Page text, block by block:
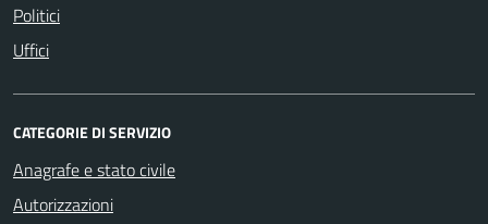
Politici
Uffici
CATEGORIE DI SERVIZIO
Anagrafe e stato civile
Autorizzazioni